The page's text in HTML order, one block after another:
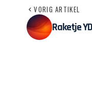
VORIG ARTIKEL
Raketje